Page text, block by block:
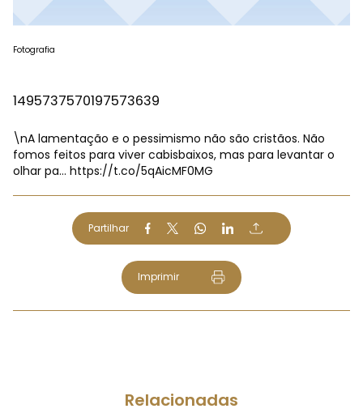
Fotografia
1495737570197573639
\nA lamentação e o pessimismo não são cristãos. Não
fomos feitos para viver cabisbaixos, mas para levantar o
olhar pa… https://t.co/5qAicMF0MG
Partilhar
Imprimir
Relacionadas